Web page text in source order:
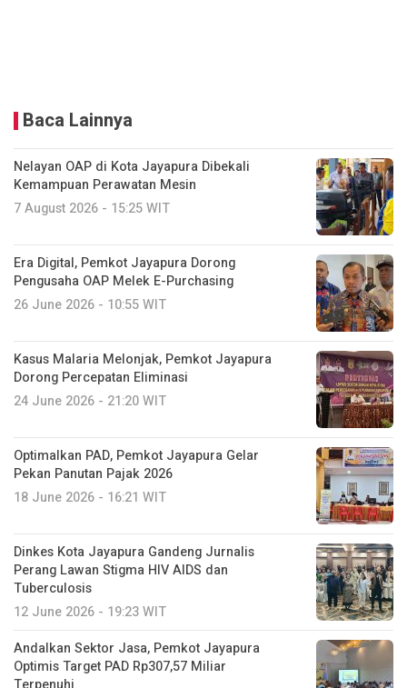
Baca Lainnya
Nelayan OAP di Kota Jayapura Dibekali
Kemampuan Perawatan Mesin
7 August 2026 - 15:25 WIT
Era Digital, Pemkot Jayapura Dorong
Pengusaha OAP Melek E-Purchasing
26 June 2026 - 10:55 WIT
Kasus Malaria Melonjak, Pemkot Jayapura
Dorong Percepatan Eliminasi
24 June 2026 - 21:20 WIT
Optimalkan PAD, Pemkot Jayapura Gelar
Pekan Panutan Pajak 2026
18 June 2026 - 16:21 WIT
Dinkes Kota Jayapura Gandeng Jurnalis
Perang Lawan Stigma HIV AIDS dan
Tuberculosis
12 June 2026 - 19:23 WIT
Andalkan Sektor Jasa, Pemkot Jayapura
Optimis Target PAD Rp307,57 Miliar